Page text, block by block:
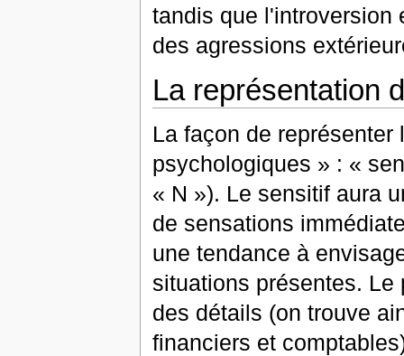
tandis que l'introversion
des agressions
La représentation
La façon de
psychologiques » : «
« N »). Le sensitif aura
de sensations
une tendance à
situations présentes. Le
des détails (on trouve
financiers et